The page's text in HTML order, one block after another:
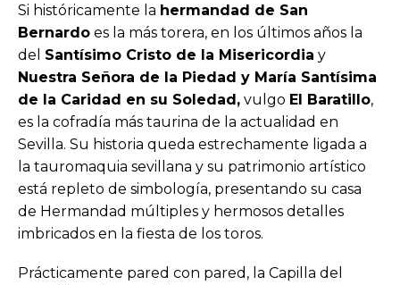
Si históricamente la hermandad de San
Bernardo es la más torera, en los últimos años la
del Santísimo Cristo de la Misericordia y
Nuestra Señora de la Piedad y María Santísima
de la Caridad en su Soledad, vulgo El Baratillo,
es la cofradía más taurina de la actualidad en
Sevilla. Su historia queda estrechamente ligada a
la tauromaquia sevillana y su patrimonio artístico
está repleto de simbología, presentando su casa
de Hermandad múltiples y hermosos detalles
imbricados en la fiesta de los toros.
Prácticamente pared con pared, la Capilla del